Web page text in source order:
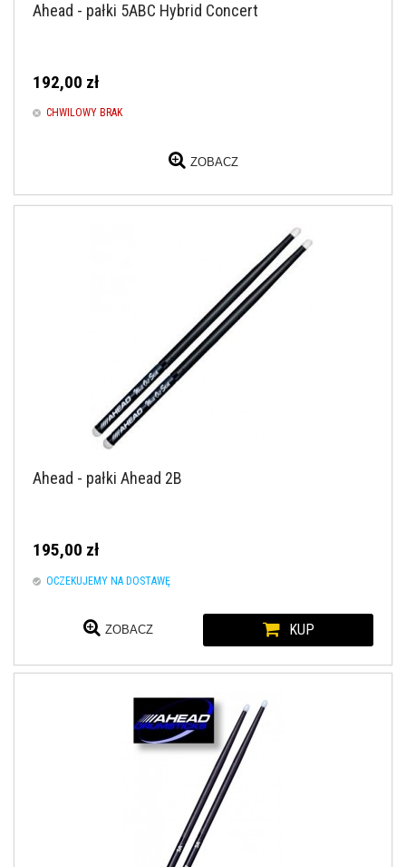
Ahead - pałki 5ABC Hybrid Concert
192,00 zł
CHWILOWY BRAK
ZOBACZ
Ahead - pałki Ahead 2B
195,00 zł
OCZEKUJEMY NA DOSTAWĘ
ZOBACZ KUP